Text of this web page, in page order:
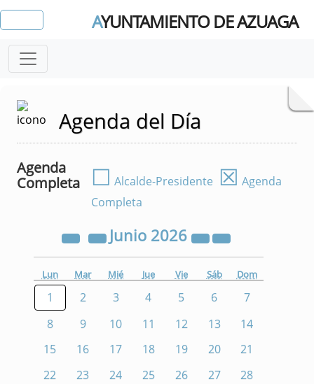
AYUNTAMIENTO DE AZUAGA
Agenda del Día
Agenda
Completa
☐ Alcalde-Presidente ☒ Agenda
Completa
Junio 2026
Lun Mar Mié Jue Vie Sáb Dom
1 2 3 4 5 6
7
8
9 10 11 12 13
14
15
16 17 18 19 20
21
22
23 24 25 26 27
28